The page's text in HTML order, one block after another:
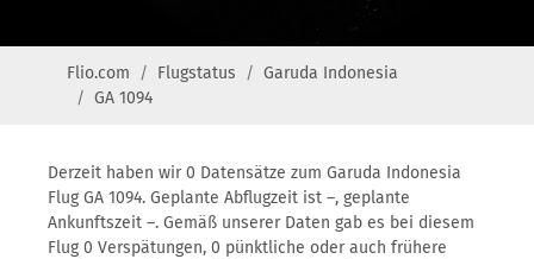
Flio.com Flugstatus
Garuda Indonesia
GA 1094
Derzeit haben wir 0 Datensätze zum Garuda Indonesia
Flug GA 1094. Geplante Abflugzeit ist –, geplante
Ankunftszeit –. Gemäß unserer Daten gab es bei diesem
Flug 0 Verspätungen, 0 pünktliche oder auch frühere